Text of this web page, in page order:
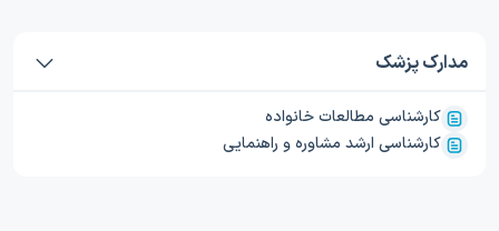
مدارک پزشک
کارشناسی مطالعات خانواده
کارشناسی ارشد مشاوره‌ و راهنمایی